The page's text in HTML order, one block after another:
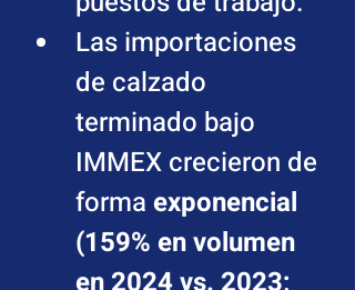
Las importaciones
de calzado
terminado bajo
IMMEX crecieron de
forma exponencial
(159% en volumen